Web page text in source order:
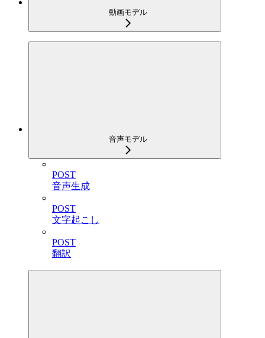
動画モデル
音声モデル
POST
音声生成
POST
文字起こし
POST
翻訳